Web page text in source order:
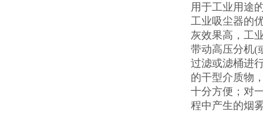
用于工业用途
工业吸尘器的
灰效果高，工
带动高压分机(
过滤或滤桶进
的干型介质物
十分方便；对
程中产生的烟